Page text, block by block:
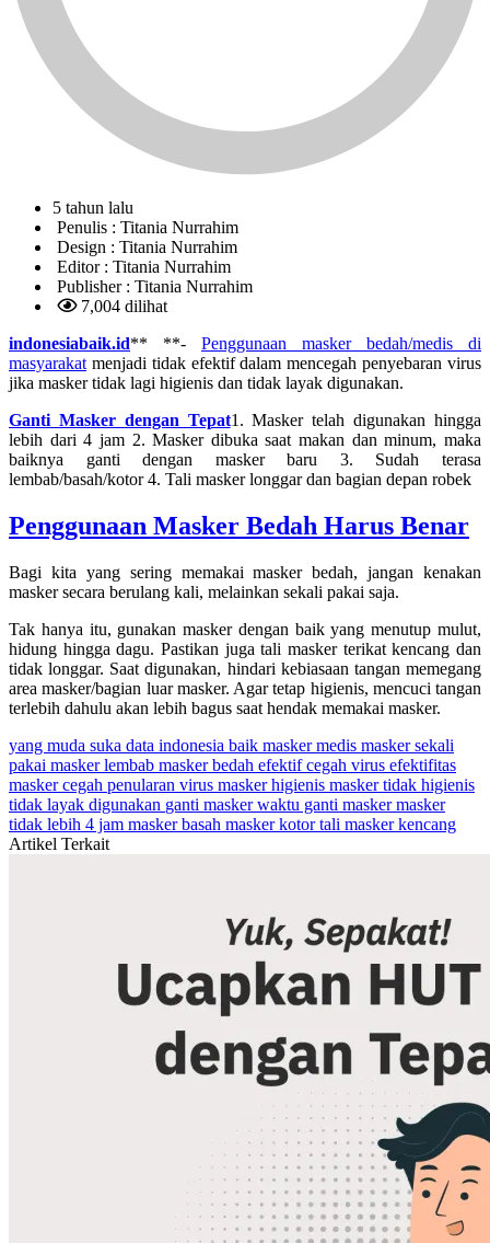
5 tahun lalu
Penulis : Titania Nurrahim
Design : Titania Nurrahim
Editor : Titania Nurrahim
Publisher : Titania Nurrahim
7,004 dilihat
indonesiabaik.id** **- Penggunaan masker bedah/medis di
masyarakat menjadi tidak efektif dalam mencegah penyebaran virus
jika masker tidak lagi higienis dan tidak layak digunakan.
Ganti Masker dengan Tepat1. Masker telah digunakan hingga
lebih dari 4 jam 2. Masker dibuka saat makan dan minum, maka
baiknya ganti dengan masker baru 3. Sudah terasa
lembab/basah/kotor 4. Tali masker longgar dan bagian depan robek
Penggunaan Masker Bedah Harus Benar
Bagi kita yang sering memakai masker bedah, jangan kenakan
masker secara berulang kali, melainkan sekali pakai saja.
Tak hanya itu, gunakan masker dengan baik yang menutup mulut,
hidung hingga dagu. Pastikan juga tali masker terikat kencang dan
tidak longgar. Saat digunakan, hindari kebiasaan tangan memegang
area masker/bagian luar masker. Agar tetap higienis, mencuci tangan
terlebih dahulu akan lebih bagus saat hendak memakai masker.
yang muda suka data indonesia baik masker medis masker sekali
pakai masker lembab masker bedah efektif cegah virus efektifitas
maskercegah penularan virus masker higienis masker tidak higienis
tidak layak digunakan ganti maskerwaktu ganti maskermasker
tidak lebih 4 jam masker basah masker kotortali masker kencang
Artikel Terkait